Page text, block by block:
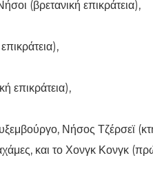
(βρετανική επικράτεια),
επικράτεια),
Νήσος Τζέρσεϊ
και το Χονγκ Κονγκ